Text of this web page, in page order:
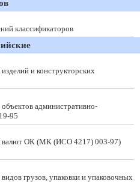
классификаторов
и конструкторских
административно-
95
валют ОК (МК (ИСО 4217) 003-97)
грузов, упаковки и упаковочных